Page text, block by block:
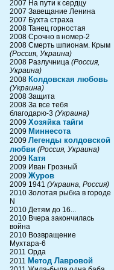
2007 На пути к сердцу
2007 Завещание Ленина
2007 Бухта страха
2008 Танец горностая
2008 Срочно в номер-2
2008 Смерть шпионам. Крым
(Россия, Украина)
2008 Разлучница (Россия,
Украина)
2008 Колдовская любовь
(Украина)
2008 Защита
2008 За все тебя
благодарю-3(Украина)
2009Хозяйка тайги
2009 Миннесота
2009Легенды колдовской
любви (Россия, Украина)
2009 Катя
2009 Иван Грозный
2009Журов
2009 1941(Украина, Россия)
2010 Золотая рыбка в городе
N
2010 Детям до 16...
2010 Вчера закончилась
война
2010 Возвращение
Мухтара-6
2011 Орда
2011 Метод Лавровой